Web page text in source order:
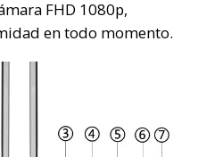
FHD 1080p,
en todo momento.